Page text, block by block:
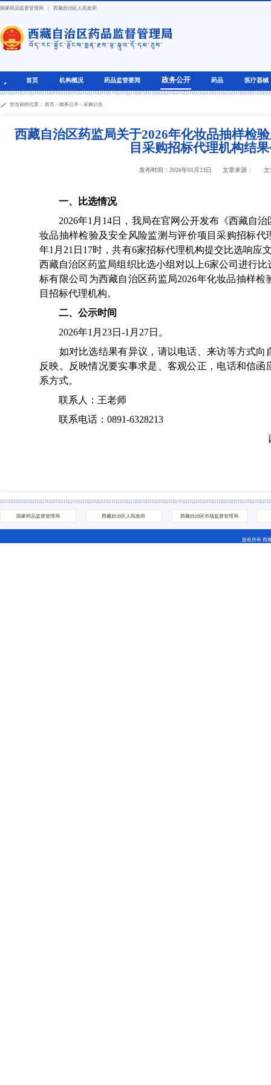
国家药品监督管理局 | 西藏自治区人民政府
首页 机构概况 药品监管要闻 政务公开 药品 医疗器械
您当前的位置： 首页> 政务公开> 采购公告
西藏自治区药监局关于2026年化妆品抽样检
目采购招标代理机构结
发布时间：2026年01月23日 文章来源： 文
一、比选情况
2026年1月14日，我局在官网公开发布《西藏自治
妆品抽样检验及安全风险监测与评价项目采购招标代
年1月21日17时，共有6家招标代理机构提交比选响应
西藏自治区药监局组织比选小组对以上6家公司进行
标有限公司为西藏自治区药监局2026年化妆品抽样
目招标代理机构。
二、公示时间
2026年1月23日-1月27日。
如对比选结果有异议，请以电话、来访等方式向
反映。反映情况要实事求是、客观公正，电话和信函
系方式。
联系人：王老师
联系电话：0891-6328213
国家药品监督管理局 西藏自治区人民政府 西藏自治区市场监督管理局
版权所有 西